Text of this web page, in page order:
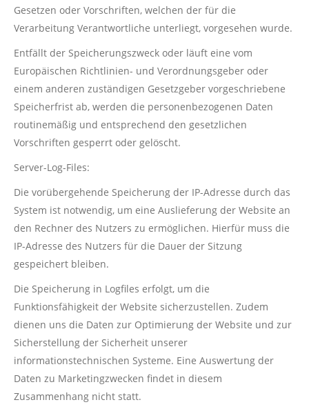
Gesetzen oder Vorschriften, welchen der für die
Verarbeitung Verantwortliche unterliegt, vorgesehen wurde.
Entfällt der Speicherungszweck oder läuft eine vom
Europäischen Richtlinien- und Verordnungsgeber oder
einem anderen zuständigen Gesetzgeber vorgeschriebene
Speicherfrist ab, werden die personenbezogenen Daten
routinemäßig und entsprechend den gesetzlichen
Vorschriften gesperrt oder gelöscht.
Server-Log-Files:
Die vorübergehende Speicherung der IP-Adresse durch das
System ist notwendig, um eine Auslieferung der Website an
den Rechner des Nutzers zu ermöglichen. Hierfür muss die
IP-Adresse des Nutzers für die Dauer der Sitzung
gespeichert bleiben.
Die Speicherung in Logfiles erfolgt, um die
Funktionsfähigkeit der Website sicherzustellen. Zudem
dienen uns die Daten zur Optimierung der Website und zur
Sicherstellung der Sicherheit unserer
informationstechnischen Systeme. Eine Auswertung der
Daten zu Marketingzwecken findet in diesem
Zusammenhang nicht statt.